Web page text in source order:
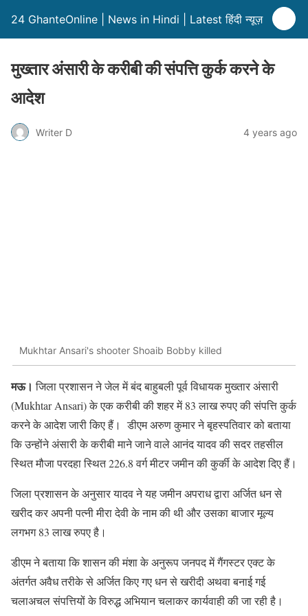
24 GhanteOnline | News in Hindi | Latest हिंदी न्यूज़
मुख्तार अंसारी के करीबी की संपत्ति कुर्क करने के
आदेश
Writer D 4 years ago
Mukhtar Ansari's shooter Shoaib Bobby killed
मऊ। जिला प्रशासन ने जेल में बंद बाहुबली पूर्व विधायक मुख्तार अंसारी
(Mukhtar Ansari) के एक करीबी की शहर में 83 लाख रुपए की संपत्ति कुर्क
करने के आदेश जारी किए हैं। डीएम अरुण कुमार ने बृहस्पतिवार को बताया
कि उन्होंने अंसारी के करीबी माने जाने वाले आनंद यादव की सदर तहसील
स्थित मौजा परदहा स्थित 226.8 वर्ग मीटर जमीन की कुर्की के आदेश दिए हैं।
जिला प्रशासन के अनुसार यादव ने यह जमीन अपराध द्वारा अर्जित धन से
खरीद कर अपनी पत्नी मीरा देवी के नाम की थी और उसका बाजार मूल्य
लगभग 83 लाख रुपए है।
डीएम ने बताया कि शासन की मंशा के अनुरूप जनपद में गैंगस्टर एक्ट के
अंतर्गत अवैध तरीके से अर्जित किए गए धन से खरीदी अथवा बनाई गई
चलाअचल संपत्तियों के विरुद्ध अभियान चलाकर कार्यवाही की जा रही है।